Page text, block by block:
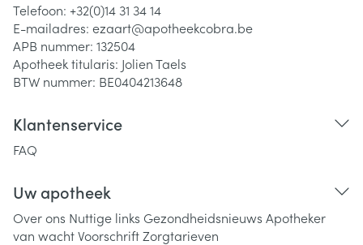
Telefoon: +32(0)14 31 34 14
E-mailadres: ezaart@apotheekcobra.be
APB nummer: 132504
Apotheek titularis: Jolien Taels
BTW nummer: BE0404213648
Klantenservice
FAQ
Uw apotheek
Over ons Nuttige links Gezondheidsnieuws Apotheker
van wachtVoorschriftZorgtarieven